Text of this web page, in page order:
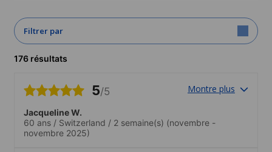
Filtrer par
176 résultats
5/5 Montre plus
Jacqueline W.
60 ans / Switzerland / 2 semaine(s) (novembre -
novembre 2025)